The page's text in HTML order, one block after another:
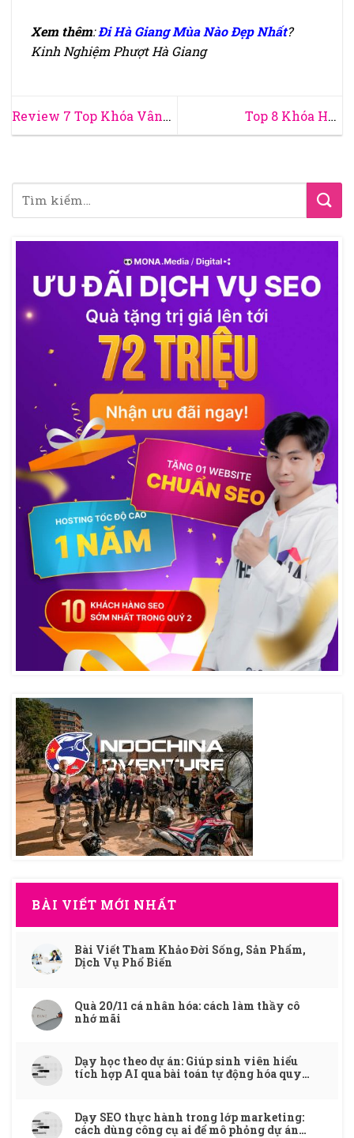
BÀI VIẾT MỚI NHẤT
Bài Viết Tham Khảo Đời Sống, Sản Phẩm,
Dịch Vụ Phổ Biến
Quà 20/11 cá nhân hóa: cách làm thầy cô
nhớ mãi
Dạy học theo dự án: Giúp sinh viên hiểu
tích hợp AI qua bài toán tự động hóa quy
Dạy SEO thực hành trong lớp marketing:
cách dùng công cụ ai để mô phỏng dự án
Xem thêm:Đi Hà Giang Mùa Nào Đẹp Nhất?
Kinh Nghiệm Phượt Hà Giang
Review 7 Top Khóa Vân
Tay Cửa Nhôm Xingfa
Top 8 Khóa Học
Marketing Miễn Phí Chất